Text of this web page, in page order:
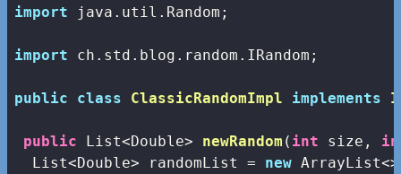
import java.util.Random;
import ch.std.blog.random.IRandom;
public class ClassicRandomImpl implements
public List<Double> newRandom ( int size,
  List<Double> randomList =
new